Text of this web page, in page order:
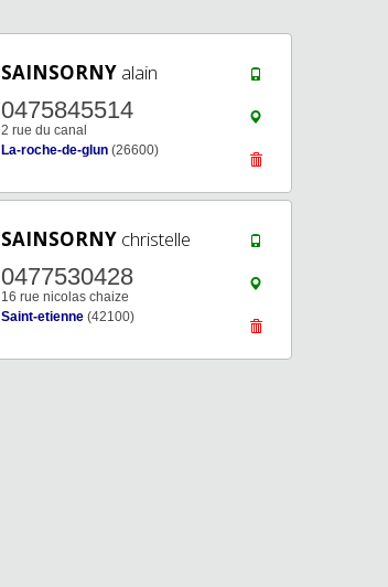
SAINSORNY alain
0475845514
2 rue du canal
La-roche-de-glun (26600)
SAINSORNY christelle
0477530428
16 rue nicolas chaize
Saint-etienne (42100)